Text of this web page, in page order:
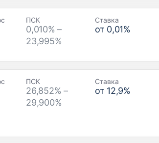
ПСК
0,010% –
23,995%
Ставка
от 0,01%
ПСК
26,852% –
29,900%
Ставка
от 12,9%